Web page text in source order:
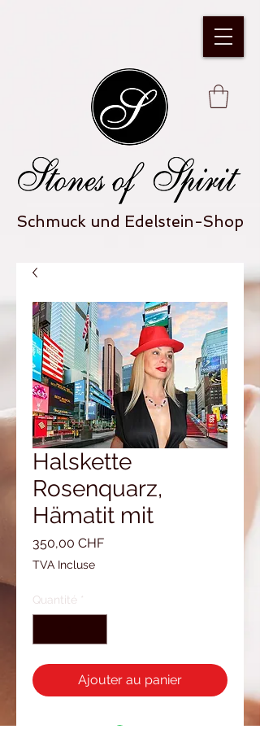
Schmuck und Edelstein-Shop
Halskette
Rosenquarz,
Hämatit mit
350,00 CHFPrix
TVA Incluse
Quantité *
Ajouter au panier